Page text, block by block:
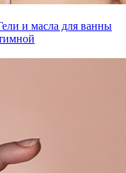
и масла для ванны